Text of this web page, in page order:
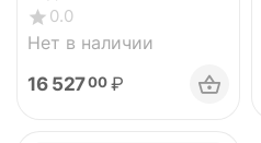
Tuna Blue
0.0
Нет в наличии
16 52700 ₽